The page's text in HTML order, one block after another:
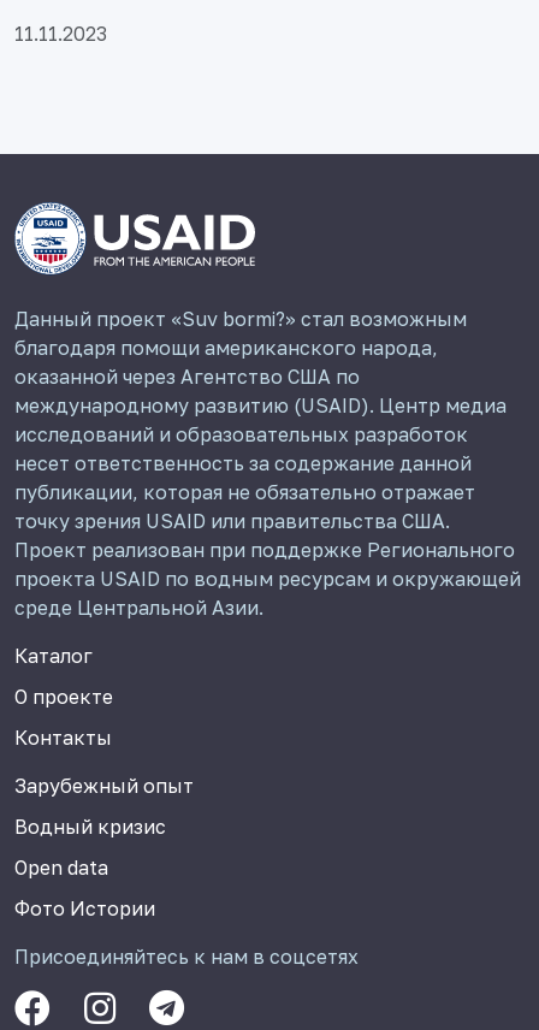
11.11.2023
Данный проект «Suv bormi?» стал возможным
благодаря помощи американского народа,
оказанной через Агентство США по
международному развитию (USAID). Центр медиа
исследований и образовательных разработок
несет ответственность за содержание данной
публикации, которая не обязательно отражает
точку зрения USAID или правительства США.
Проект реализован при поддержке Регионального
проекта USAID по водным ресурсам и окружающей
среде Центральной Азии.
Каталог
О проекте
Контакты
Зарубежный опыт
Водный кризис
Open data
Фото Истории
Присоединяйтесь к нам в соцсетях